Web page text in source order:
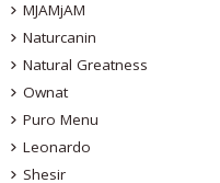
MJAMjAM
Naturcanin
Natural Greatness
Ownat
Puro Menu
Leonardo
Shesir